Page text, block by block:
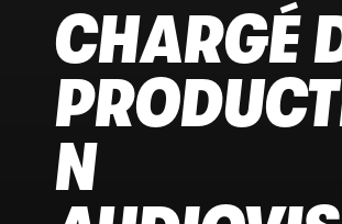
CHARGÉ
N